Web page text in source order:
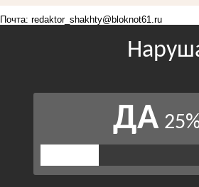
Почта: redaktor_shakhty@bloknot61.ru